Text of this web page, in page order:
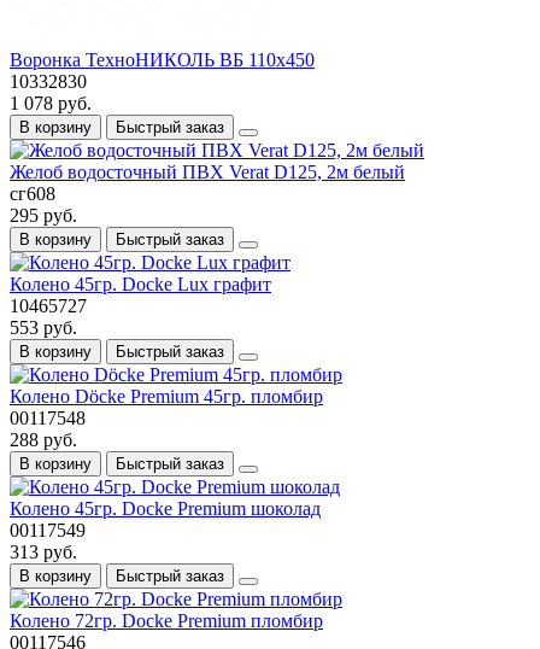
Воронка ТехноНИКОЛЬ ВБ 110х450
10332830
1 078 руб.
В корзину Быстрый заказ
Желоб водосточный ПВХ Verat D125, 2м белый
сг608
295 руб.
В корзину Быстрый заказ
Колено 45гр. Docke Lux графит
10465727
553 руб.
В корзину Быстрый заказ
Колено Döcke Premium 45гр. пломбир
00117548
288 руб.
В корзину Быстрый заказ
Колено 45гр. Docke Premium шоколад
00117549
313 руб.
В корзину Быстрый заказ
Колено 72гр. Docke Premium пломбир
00117546